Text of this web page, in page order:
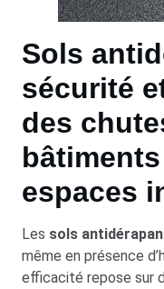
Sols
sécurité
des
espaces
Les sols
même en présence
efficacité repose sur